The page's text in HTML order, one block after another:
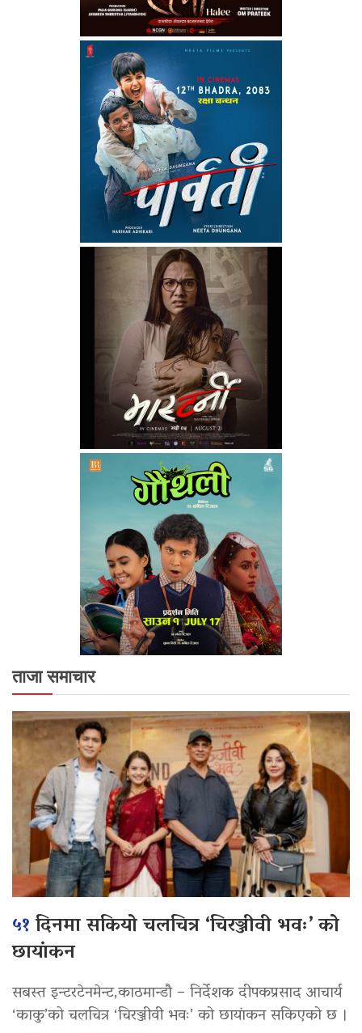
ताजा समाचार
५१दिनमा सकियो चलचित्र ‘चिरञ्जीवी भवः’ को
छायांकन
सबस्त इन्टरटेनमेन्ट,काठमान्डौ – निर्देशक दीपकप्रसाद आचार्य
‘काकु’को चलचित्र ‘चिरञ्जीवी भवः’ को छायांकन सकिएको छ ।